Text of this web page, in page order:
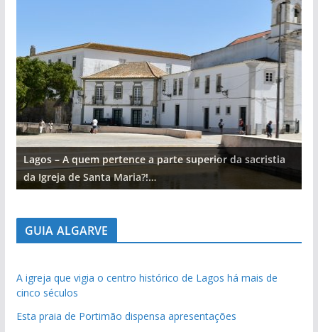
Lagos – A quem pertence a parte superior da sacristia
da Igreja de Santa Maria?!…
GUIA ALGARVE
A igreja que vigia o centro histórico de Lagos há mais de
cinco séculos
Esta praia de Portimão dispensa apresentações